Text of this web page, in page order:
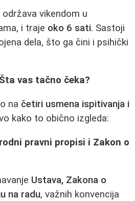
vikendom u
i traje oko 6 sati. Sastoji
dela, što ga čini i psihički
vas tačno čeka?
na četiri usmena ispitivanja i
kako to obično izgleda:
pravni propisi i Zakon o
Ustava, Zakona o
na radu, važnih konvencija